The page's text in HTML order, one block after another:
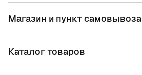
Магазин и пункт самовывоза
Каталог товаров